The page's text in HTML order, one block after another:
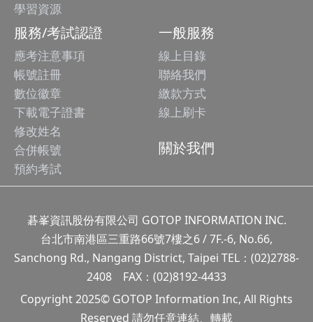
學習資源
服務/考試認證
應考注意事項
帳號註冊
數位徽章
下載電子證書
修改姓名
合併帳號
預約考試
一般服務
線上目錄
聯絡我們
繳款方式
線上刷卡
關於我們
碁峯資訊股份有限公司 GOTOP INFORMATION INC.
台北市南港區三重路66號7樓之6 / 7F.-6, No.66,
Sanchong Rd., Nangang District, Taipei TEL：(02)2788-
2408 FAX：(02)8192-4433
Copyright 2025© GOTOP Information Inc, All Rights
Reserved 請勿任意連結、轉載